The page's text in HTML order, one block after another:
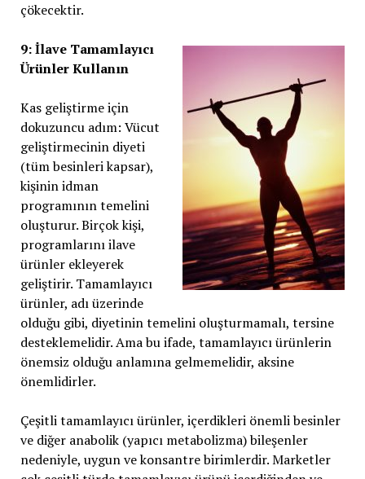
çökecektir.
9: İlave Tamamlayıcı
Ürünler Kullanın
Kas geliştirme için
dokuzuncu adım: Vücut
geliştirmecinin diyeti
(tüm besinleri kapsar),
kişinin idman
programının temelini
oluşturur. Birçok kişi,
programlarını ilave
ürünler ekleyerek
geliştirir. Tamamlayıcı
ürünler, adı üzerinde
olduğu gibi, diyetinin temelini oluşturmamalı, tersine
desteklemelidir. Ama bu ifade, tamamlayıcı ürünlerin
önemsiz olduğu anlamına gelmemelidir, aksine
önemlidirler.
Çeşitli tamamlayıcı ürünler, içerdikleri önemli besinler
ve diğer anabolik (yapıcı metabolizma) bileşenler
nedeniyle, uygun ve konsantre birimlerdir. Marketler